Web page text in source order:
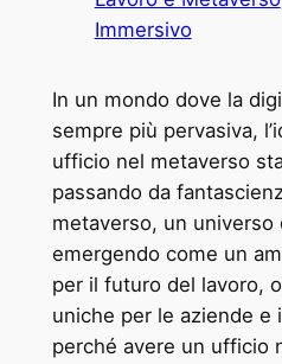
Immersivo
In un mondo dove la
sempre più pervasiva,
ufficio nel metaverso
passando da
metaverso, un universo
emergendo come un
per il futuro del lavoro,
uniche per le aziende e
perché avere un ufficio